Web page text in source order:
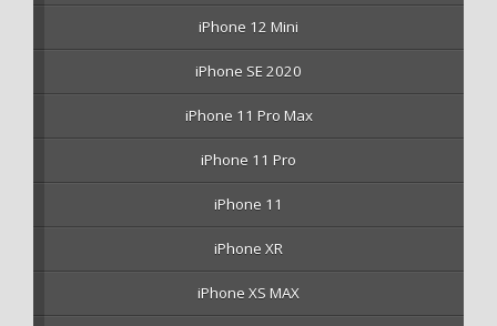
iPhone 12 Mini
iPhone SE 2020
iPhone 11 Pro Max
iPhone 11 Pro
iPhone 11
iPhone XR
iPhone XS MAX